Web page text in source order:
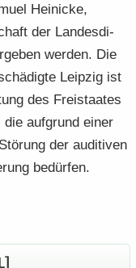
Hei­ni­cke,
der Lan­des­di­
wer­den. Die
Leip­zig ist
des Frei­staa­tes
auf­grund einer
der au­di­tiven
be­dür­fen.